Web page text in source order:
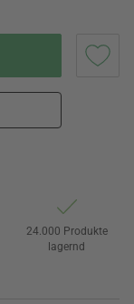
24.000 Produkte
lagernd